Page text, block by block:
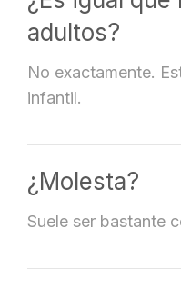
adultos?
No exactamente.
infantil.
¿Molesta?
Suele ser bastante